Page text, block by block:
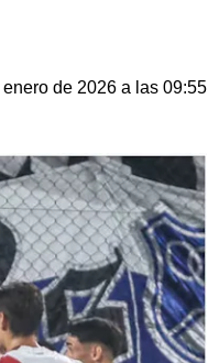
de 2026 a las 09:55